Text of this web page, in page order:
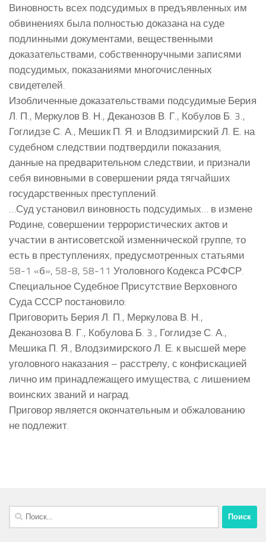
Виновность всех подсудимых в предъявленных им
обвинениях была полностью доказана на суде
подлинными документами, вещественными
доказательствами, собственноручными записями
подсудимых, показаниями многочисленных
свидетелей.
Изобличенные доказательствами подсудимые Берия
Л. П., Меркулов В. Н., Деканозов В. Г., Кобулов Б. 3.,
Гоглидзе С. А., Мешик П. Я. и Влодзимирский Л. Е. на
судебном следствии подтвердили показания,
данные на предварительном следствии, и признали
себя виновными в совершении ряда тягчайших
государственных преступлений.
…Суд установил виновность подсудимых… в измене
Родине, совершении террористических актов и
участии в антисоветской изменнической группе, то
есть в преступлениях, предусмотренных статьями
58-1 «б», 58-8, 58-11 Уголовного Кодекса РСФСР.
Специальное Судебное Присутствие Верховного
Суда СССР постановило:
Приговорить Берия Л. П., Меркулова В. Н.,
Деканозова В. Г., Кобулова Б. 3., Гоглидзе С. А.,
Мешика П. Я., Влодзимирского Л. Е. к высшей мере
уголовного наказания – расстрелу, с конфискацией
лично им принадлежащего имущества, с лишением
воинских званий и наград.
Приговор является окончательным и обжалованию
не подлежит.
Найти: